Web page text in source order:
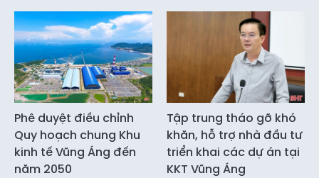
Phê duyệt điều chỉnh
Quy hoạch chung Khu
kinh tế Vũng Áng đến
năm 2050
Tập trung tháo gỡ khó
khăn, hỗ trợ nhà đầu tư
triển khai các dự án tại
KKT Vũng Áng